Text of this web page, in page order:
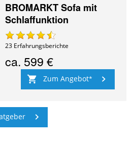
BROMARKT Sofa mit
Schlaffunktion
23 Erfahrungsberichte
ca. 599 €
Zum Angebot